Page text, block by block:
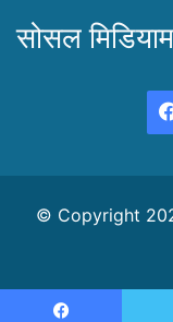
सोसल
© Copyright